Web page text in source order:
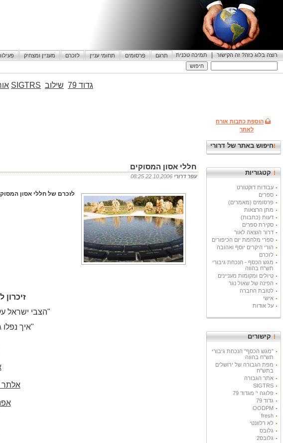
רוצה בלוג כזה? זה הקישור | תמיכה טכנית תרגם פרסומים תחומי עניין לזכרם מעניין ומצחיק
הוספת כתבות אורח
לאתר
חיפוש באתר של דרורי
קטגוריות
עבודות דוקטורט
ספרים
פרסומים (מאמרים)
מתן הרצאות
דעות (כתבות)
סקירת ספרים
דרור הוצאה לאור
ספרי מלחמת יום הכיפורים
הורי היקרים יוסף ואהובה
לזכרם
מגש הכסף - הנכחת גיבורי
תש"ח בהווה
טיולים ומקומות מעניינים
הפינה של שאול נגר
לטובת החברה
אישי
על אודות
קישורים
"מגש הכסף" הנכחת גיבורי
תש"ח בהווה
מפת הגבורה של ירושלים
בתש"ח
אתר הגבורה
SIGTRS
פלוגה י' מגדוד 79
גדוד 79
OODPM
fresh
לא רלוונטי
גלובס
גלובס2
גדוד 79 שילוב SIGTRS
חללי אסון המסוקים
עפר דרורי
לזכרם של חללי אסון המסוקים
זיכרון
"הצבי ישראל
"איך
אלתר